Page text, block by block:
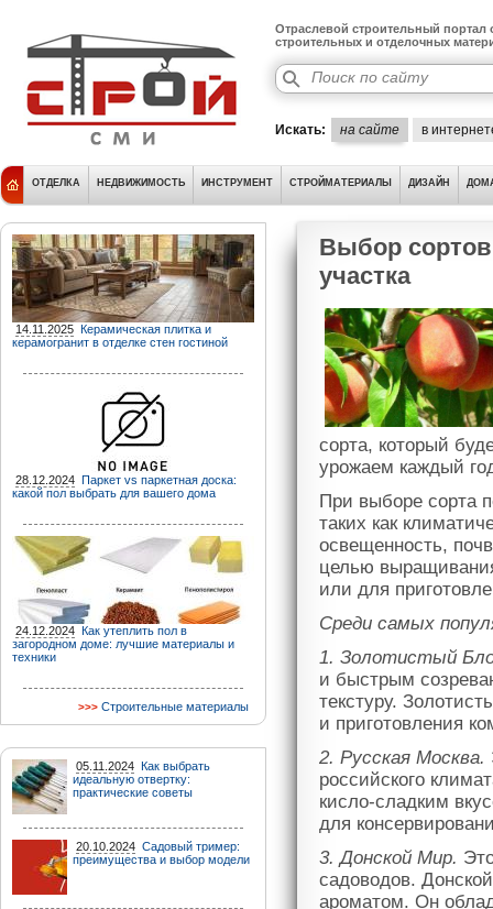
Отраслевой строительный портал
строительных и отделочных
Искать: на сайте в
ОТДЕЛКА НЕДВИЖИМОСТЬ ИНСТРУМЕНТ СТРОЙМАТЕРИАЛЫ ДИЗАЙН
14.11.2025 Керамическая плитка и
керамогранит в отделке стен гостиной
28.12.2024 Паркет vs паркетная доска:
какой пол выбрать для вашего дома
24.12.2024 Как утеплить пол в
загородном доме: лучшие материалы и
техники
Строительные материалы
05.11.2024 Как выбрать
идеальную отвертку:
практические советы
20.10.2024 Садовый тример:
преимущества и выбор модели
Выбор
участка
сорта, который
урожаем каждый
При выборе сорта
таких как
освещенность,
целью
или для
Среди самых
1. Золотистый
и быстрым
текстуру.
и приготовления
2. Русская Москва.
российского
кисло-сладким
для
3. Донской Мир.
садоводов.
ароматом. Он